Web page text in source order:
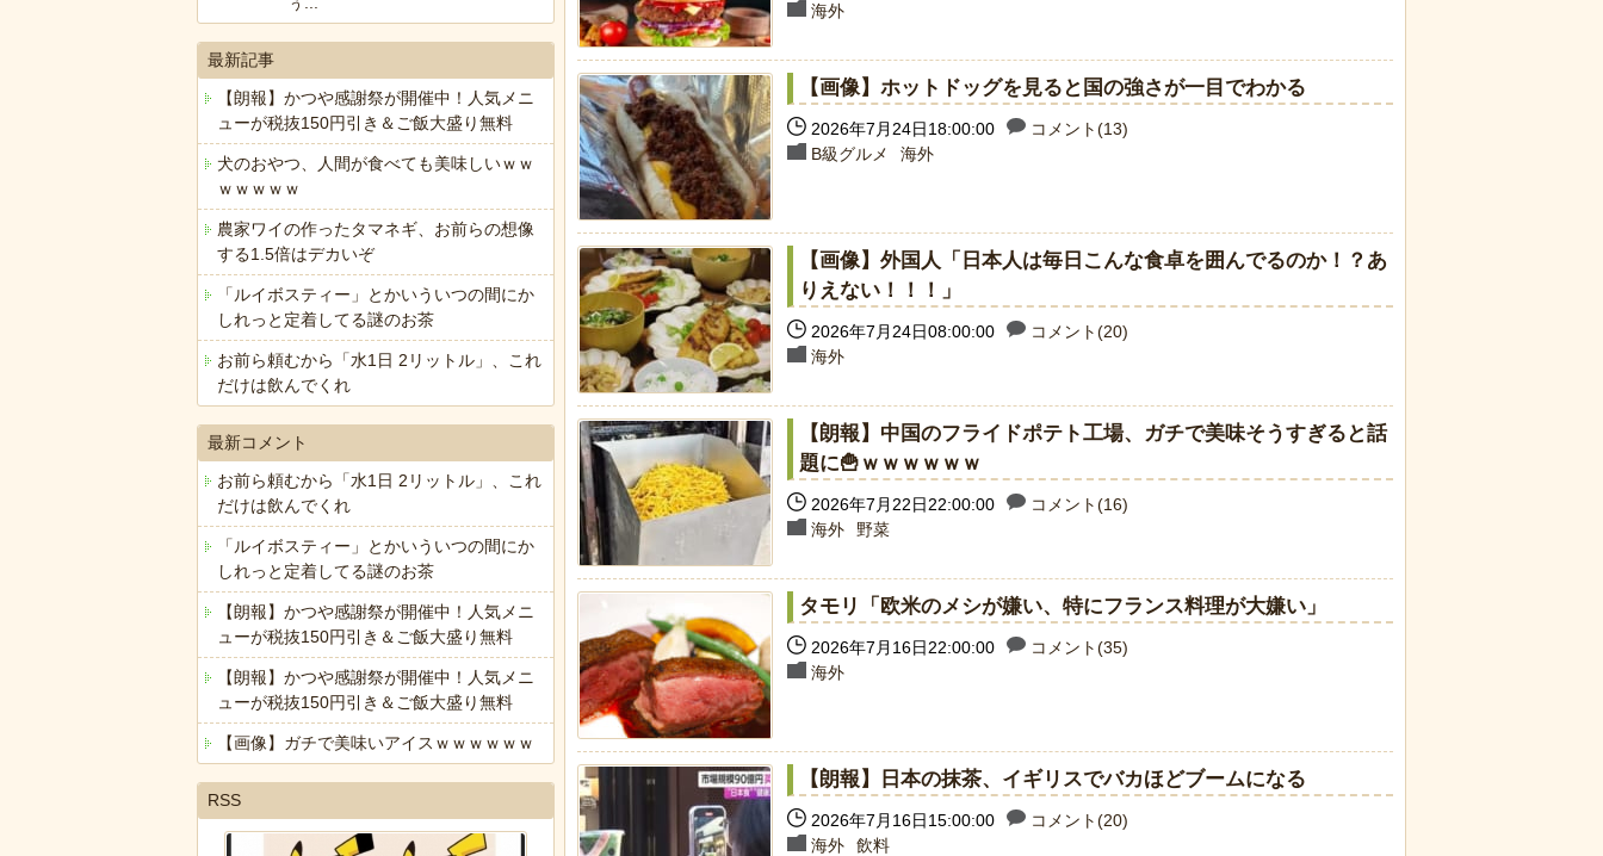
海外
【画像】ホットドッグを見ると国の強さが一目でわかる
2026年7月24日18:00:00
コメント(13)
B級グルメ
海外
【画像】外国人「日本人は毎日こんな食卓を囲んでるのか！？あ
りえない！！！」
2026年7月24日08:00:00
コメント(20)
海外
【朗報】中国のフライドポテト工場、ガチで美味そうすぎると話
題に🍟ｗｗｗｗｗｗ
2026年7月22日22:00:00
コメント(16)
海外
野菜
タモリ「欧米のメシが嫌い、特にフランス料理が大嫌い」
2026年7月16日22:00:00
コメント(35)
海外
【朗報】日本の抹茶、イギリスでバカほどブームになる
2026年7月16日15:00:00
コメント(20)
海外
飲料
最新記事
【朗報】かつや感謝祭が開催中！人気メニ
ューが税抜150円引き＆ご飯大盛り無料
犬のおやつ、人間が食べても美味しいｗｗ
ｗｗｗｗｗ
農家ワイの作ったタマネギ、お前らの想像
する1.5倍はデカいぞ
「ルイボスティー」とかいういつの間にか
しれっと定着してる謎のお茶
お前ら頼むから「水1日 2リットル」、これ
だけは飲んでくれ
最新コメント
お前ら頼むから「水1日 2リットル」、これ
だけは飲んでくれ
「ルイボスティー」とかいういつの間にか
しれっと定着してる謎のお茶
【朗報】かつや感謝祭が開催中！人気メニ
ューが税抜150円引き＆ご飯大盛り無料
【朗報】かつや感謝祭が開催中！人気メニ
ューが税抜150円引き＆ご飯大盛り無料
【画像】ガチで美味いアイスｗｗｗｗｗｗ
RSS